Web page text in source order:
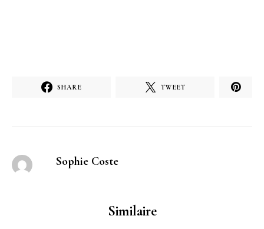
SHARE TWEET
Sophie Coste
Similaire